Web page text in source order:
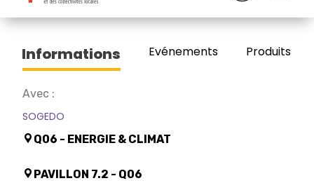
Informations Evénements Produits/
Avec :
SOGEDO
Q06 - ENERGIE & CLIMAT
PAVILLON 7.2 - Q06